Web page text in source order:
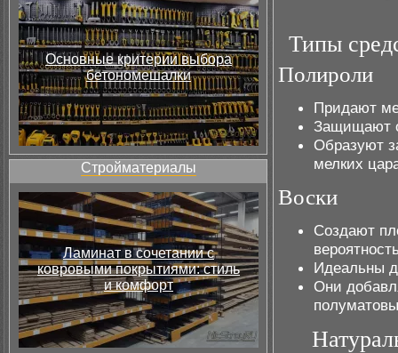
Основные критерии выбора
бетономешалки
Стройматериалы
Ламинат в сочетании с
ковровыми покрытиями: стиль
и комфорт
Типы
Полироли
Придают
Защищают
Образуют
мелких
Воски
Создают
Идеальны
Они